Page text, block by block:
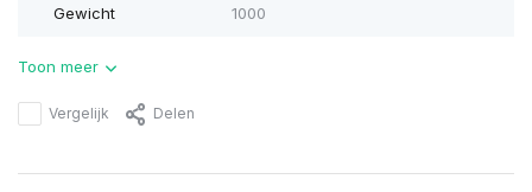
Gewicht 1000
Toon meer
Vergelijk Delen